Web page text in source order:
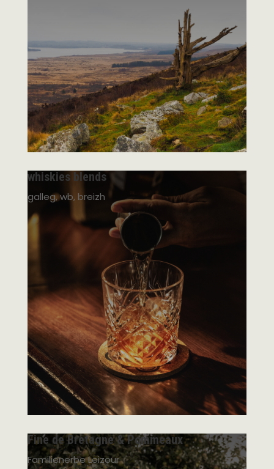
whiskies blends
galleg, wb, breizh
Fine de Bretagne & Pommeaux
Familienerbe Leizour